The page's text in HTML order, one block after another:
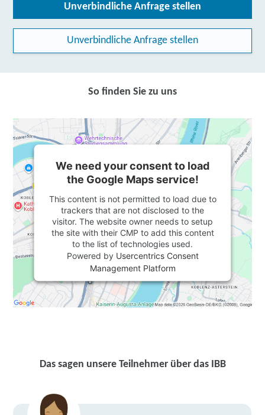
Unverbindliche Anfrage stellen
Unverbindliche Anfrage stellen
So finden Sie zu uns
We need your consent to load
the Google Maps service!
This content is not permitted to load due to
trackers that are not disclosed to the
visitor. The website owner needs to setup
the site with their CMP to add this content
to the list of technologies used.
Powered by Usercentrics Consent
Management Platform
Das sagen unsere Teilnehmer über das IBB